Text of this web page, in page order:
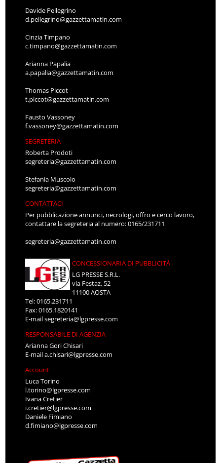
Davide Pellegrino
d.pellegrino@gazzettamatin.com
Cinzia Timpano
c.timpano@gazzettamatin.com
Arianna Papalia
a.papalia@gazzettamatin.com
Thomas Piccot
t.piccot@gazzettamatin.com
Fausto Vassoney
f.vassoney@gazzettamatin.com
SEGRETERIA
Roberta Prodoti
segreteria@gazzettamatin.com
Stefania Muscolo
segreteria@gazzettamatin.com
CONTATTACI
Per pubblicazione annunci, necrologi, offro e cerco lavoro,
contattare la segreteria al numero: 0165/231711
segreteria@gazzettamatin.com
CONCESSIONARIA DI PUBBLICITÀ
LG PRESSE S.R.L.
via Festaz, 52
11100 AOSTA
Tel: 0165.231711
Fax: 0165.1820141
E-mailsegreteria@lgpresse.com
RESPONSABILE DI AGENZIA
Arianna Gori Chisari
E-maila.chisari@lgpresse.com
Account
Luca Torino
l.torino@lgpresse.com
Ivana Cretier
i.cretier@lgpresse.com
Daniele Fimiano
d.fimiano@lgpresse.com